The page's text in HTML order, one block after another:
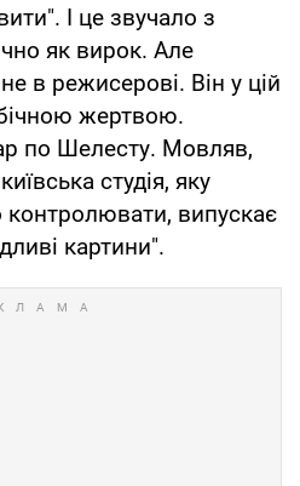
І це звучало з
як вирок. Але
в режисерові. Він у цій
жертвою.
по Шелесту. Мовляв,
студія, яку
контролювати, випускає
картини".